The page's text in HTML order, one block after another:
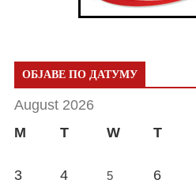
ОБЈАВЕ ПО ДАТУМУ
August 2026
M
T W T
3
4 5 6